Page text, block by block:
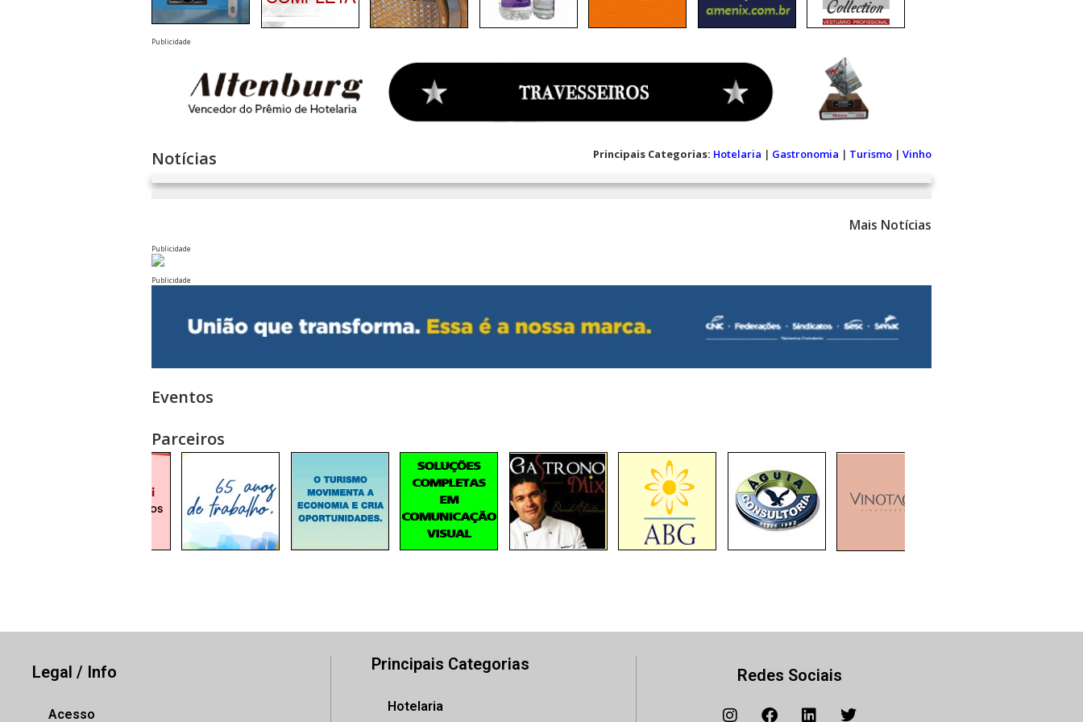
Publicidade
Notícias Principais Categorias: Hotelaria | Gastronomia | Turismo | Vinho
Mais Notícias
Publicidade
Publicidade
Eventos
Parceiros
Legal / Info
Acesso
Principais Categorias
Hotelaria
Redes Sociais